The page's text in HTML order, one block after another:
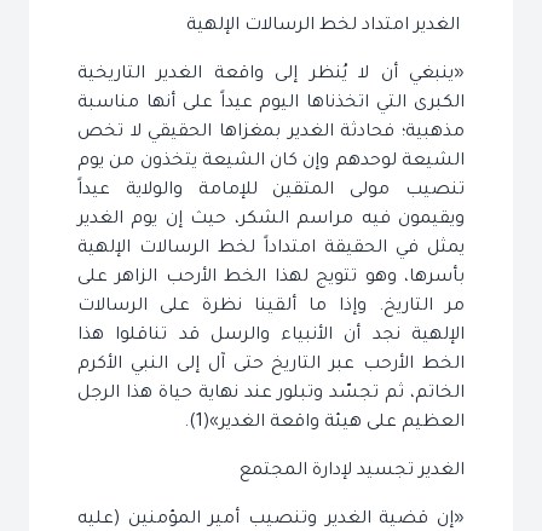
الغدير امتداد لخط الرسالات الإلهية
«ينبغي أن لا يُنظر إلى واقعة الغدير التاريخية
الكبرى التي اتخذناها اليوم عيداً على أنها مناسبة
مذهبية؛ فحادثة الغدير بمغزاها الحقيقي لا تخص
الشيعة لوحدهم وإن كان الشيعة يتخذون من يوم
تنصيب مولى المتقين للإمامة والولاية عيداً
ويقيمون فيه مراسم الشكر، حيث إن يوم الغدير
يمثل في الحقيقة امتداداً لخط الرسالات الإلهية
بأسرها، وهو تتويج لهذا الخط الأرحب الزاهر على
مر التاريخ. وإذا ما ألقينا نظرة على الرسالات
الإلهية نجد أن الأنبياء والرسل قد تناقلوا هذا
الخط الأرحب عبر التاريخ حتى آل إلى النبي الأكرم
الخاتم، ثم تجسّد وتبلور عند نهاية حياة هذا الرجل
العظيم على هيئة واقعة الغدير»(1).
الغدير تجسيد لإدارة المجتمع
«إن قضية الغدير وتنصيب أمير المؤمنين (عليه